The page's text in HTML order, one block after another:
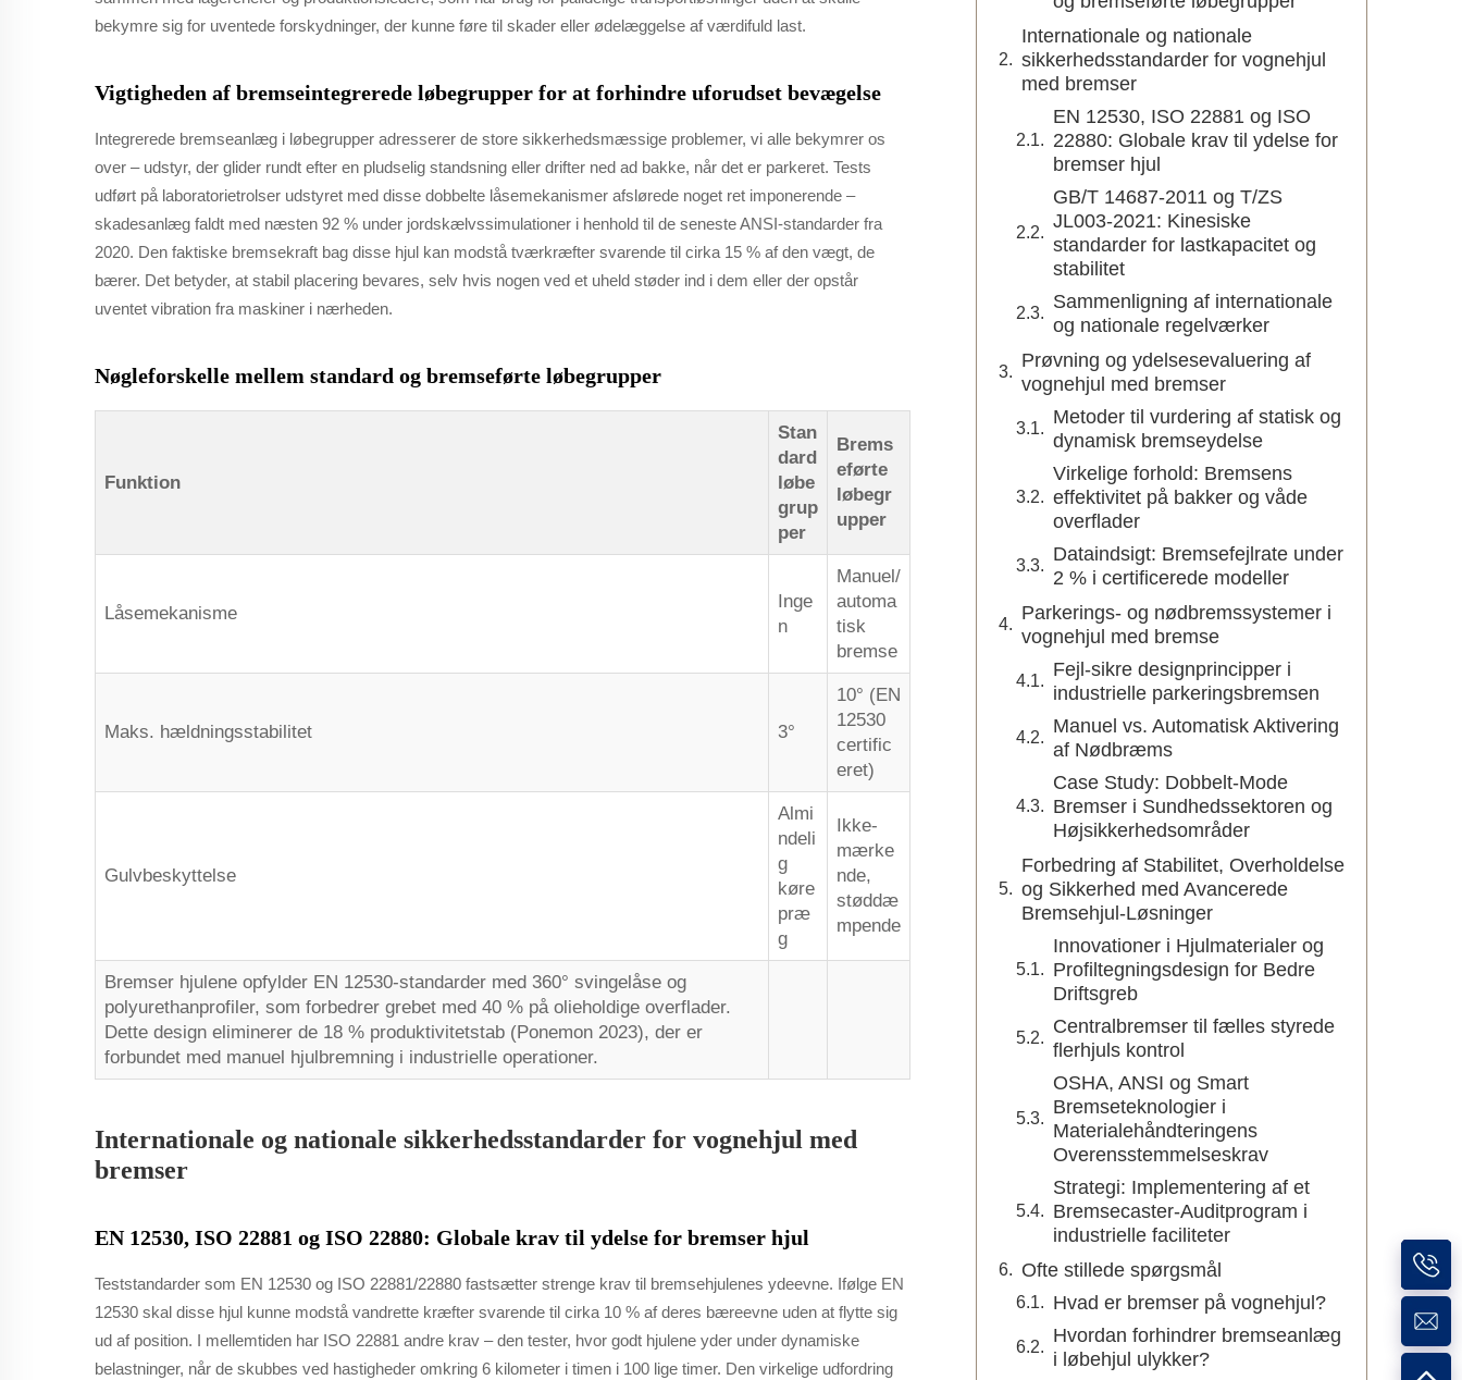
bekymre sig for uventede forskydninger, der kunne føre til skader eller ødelæggelse af værdifuld last.
Vigtigheden af bremseintegrerede løbegrupper for at forhindre uforudset bevægelse
Integrerede bremseanlæg i løbegrupper adresserer de store sikkerhedsmæssige problemer, vi alle bekymrer os
over – udstyr, der glider rundt efter en pludselig standsning eller drifter ned ad bakke, når det er parkeret. Tests
udført på laboratorietrolser udstyret med disse dobbelte låsemekanismer afslørede noget ret imponerende –
skadesanlæg faldt med næsten 92 % under jordskælvssimulationer i henhold til de seneste ANSI-standarder fra
2020. Den faktiske bremsekraft bag disse hjul kan modstå tværkræfter svarende til cirka 15 % af den vægt, de
bærer. Det betyder, at stabil placering bevares, selv hvis nogen ved et uheld støder ind i dem eller der opstår
uventet vibration fra maskiner i nærheden.
Nøgleforskelle mellem standard og bremseførte løbegrupper
Funktion
Stan
dard
løbe
grup
per
Brems
eførte
løbegr
upper
Låsemekanisme
Inge
n
Manuel/
automa
tisk
bremse
Maks. hældningsstabilitet 3°
10° (EN
12530
certific
eret)
Gulvbeskyttelse
Almi
ndeli
g
køre
præ
g
Ikke-
mærke
nde,
støddæ
mpende
Bremser hjulene opfylder EN 12530-standarder med 360° svingelåse og
polyurethanprofiler, som forbedrer grebet med 40 % på olieholdige overflader.
Dette design eliminerer de 18 % produktivitetstab (Ponemon 2023), der er
forbundet med manuel hjulbremning i industrielle operationer.
Internationale og nationale sikkerhedsstandarder for vognehjul med
bremser
EN 12530, ISO 22881 og ISO 22880: Globale krav til ydelse for bremser hjul
Teststandarder som EN 12530 og ISO 22881/22880 fastsætter strenge krav til bremsehjulenes ydeevne. Ifølge EN
12530 skal disse hjul kunne modstå vandrette kræfter svarende til cirka 10 % af deres bæreevne uden at flytte sig
ud af position. I mellemtiden har ISO 22881 andre krav – den tester, hvor godt hjulene yder under dynamiske
belastninger, når de skubbes ved hastigheder omkring 6 kilometer i timen i 100 lige timer. Den virkelige udfordring
Internationale og nationale
sikkerhedsstandarder for vognehjul
med bremser
EN 12530, ISO 22881 og ISO
22880: Globale krav til ydelse for
bremser hjul
GB/T 14687-2011 og T/ZS
JL003-2021: Kinesiske
standarder for lastkapacitet og
stabilitet
Sammenligning af internationale
og nationale regelværker
Prøvning og ydelsesevaluering af
vognehjul med bremser
Metoder til vurdering af statisk og
dynamisk bremseydelse
Virkelige forhold: Bremsens
effektivitet på bakker og våde
overflader
Dataindsigt: Bremsefejlrate under
2 % i certificerede modeller
Parkerings- og nødbremssystemer i
vognehjul med bremse
Fejl-sikre designprincipper i
industrielle parkeringsbremsen
Manuel vs. Automatisk Aktivering
af Nødbræms
Case Study: Dobbelt-Mode
Bremser i Sundhedssektoren og
Højsikkerhedsområder
Forbedring af Stabilitet, Overholdelse
og Sikkerhed med Avancerede
Bremsehjul-Løsninger
Innovationer i Hjulmaterialer og
Profiltegningsdesign for Bedre
Driftsgreb
Centralbremser til fælles styrede
flerhjuls kontrol
OSHA, ANSI og Smart
Bremseteknologier i
Materialehåndteringens
Overensstemmelseskrav
Strategi: Implementering af et
Bremsecaster-Auditprogram i
industrielle faciliteter
Ofte stillede spørgsmål
Hvad er bremser på vognehjul?
Hvordan forhindrer bremseanlæg
i løbehjul ulykker?